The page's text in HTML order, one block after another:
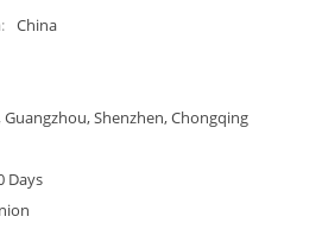
China
Guangzhou, Shenzhen, Chongqing
Days